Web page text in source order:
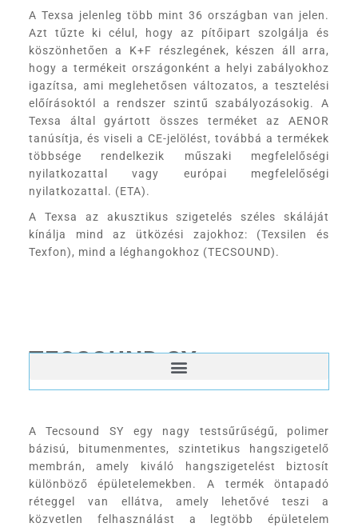
A Texsa jelenleg több mint 36 országban van jelen.
Azt tűzte ki célul, hogy az pítőipart szolgálja és
köszönhetően a K+F részlegének, készen áll arra,
hogy a termékeit országonként a helyi zabályokhoz
igazítsa, ami meglehetősen változatos, a tesztelési
előírásoktól a rendszer szintű szabályozásokig. A
Texsa által gyártott összes terméket az AENOR
tanúsítja, és viseli a CE-jelölést, továbbá a termékek
többsége rendelkezik műszaki megfelelőségi
nyilatkozattal vagy európai megfelelőségi
nyilatkozattal. (ETA).
A Texsa az akusztikus szigetelés széles skáláját
kínálja mind az ütközési zajokhoz: (Texsilen és
Texfon), mind a léghangokhoz (TECSOUND).
TECSOUND SY
A Tecsound SY egy nagy testsűrűségű, polimer
bázisú, bitumenmentes, szintetikus hangszigetelő
membrán, amely kiváló hangszigetelést biztosít
különböző épületelemekben. A termék öntapadó
réteggel van ellátva, amely lehetővé teszi a
közvetlen felhasználást a legtöbb épületelem